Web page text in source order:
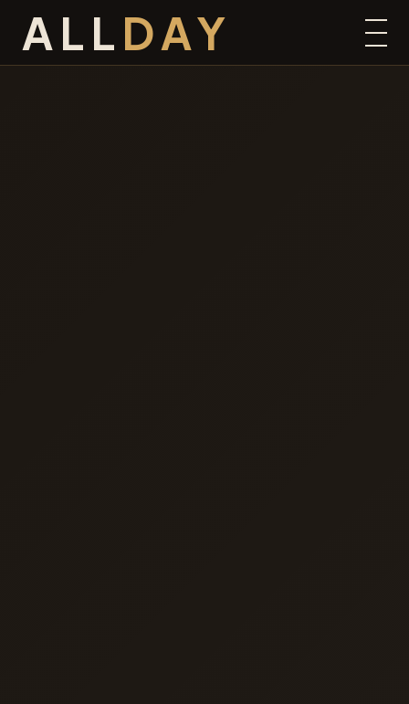
ALLDAY